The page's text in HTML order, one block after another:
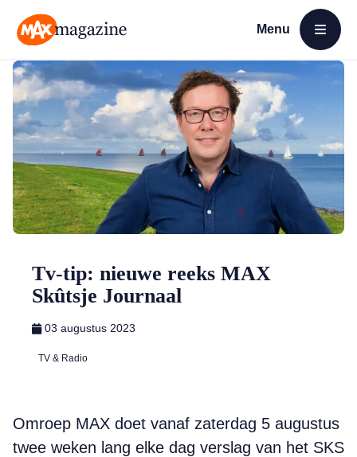
Menu
Open menu
Tv-tip: nieuwe reeks MAX
Skûtsje Journaal
03 augustus 2023
TV & Radio
Omroep MAX doet vanaf zaterdag 5 augustus
twee weken lang elke dag verslag van het SKS